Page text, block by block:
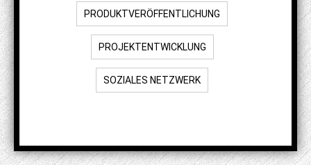
PRODUKTVERÖFFENTLICHUNG
PROJEKTENTWICKLUNG
SOZIALES NETZWERK